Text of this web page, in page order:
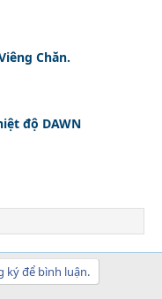
Chăn.
độ DAWN
ký để bình luận.